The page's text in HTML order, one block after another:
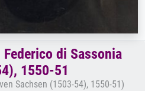
di Sassonia
1550-51
Sachsen (1503-54), 1550-51)